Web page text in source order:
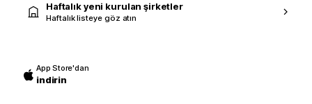
Haftalık yeni kurulan şirketler
Haftalık listeye göz atın
App Store'dan
indirin